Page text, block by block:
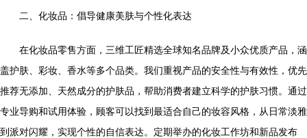
二、化妆品：倡导健康美肤与个性化表达
在化妆品零售方面，三维工匠精选全球知名品牌及小众优质产品，涵
盖护肤、彩妆、香水等多个品类。我们重视产品的安全性与有效性，优先
推荐无添加、天然成分的护肤品，帮助消费者建立科学的护肤习惯。通过
专业导购和试用体验，顾客可以找到最适合自己的妆容风格，从日常淡雅
到派对闪耀，实现个性的自信表达。定期举办的化妆工作坊和新品发布